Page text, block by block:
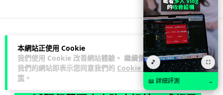
本網站正使用 Cookie
我們使用 Cookie 改善網站體驗。 繼續使用
我們的網站即表示您同意我們的 Cookie 政
策 。
人工智能
arthur 2 日
🎵 ⛶
📖 詳細評測 →